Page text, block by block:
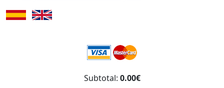
Subtotal: 0.00€